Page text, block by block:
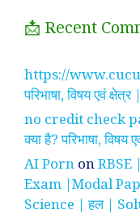
📩 Recent
https://
परिभाषा, विषय एवं
no credit check
क्या है? परिभाषा,
AI Porn onRBSE
Exam |Modal
Science | हल |